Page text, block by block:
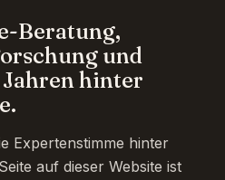
Beratung,
und
hinter
Expertenstimme hinter
auf dieser Website ist